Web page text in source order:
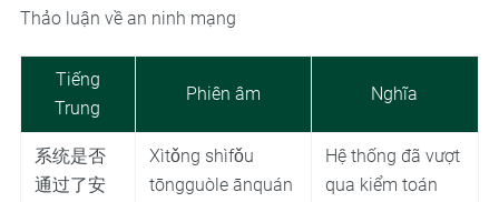
Thảo luận về an ninh mạng
Tiếng
Trung
Phiên âm Nghĩa
系统是否
通过了安
Xìtǒng shìfǒu
tōngguòle ānquán
Hệ thống đã vượt
qua kiểm toán